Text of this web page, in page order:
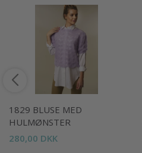
1829 BLUSE MED
HULMØNSTER
280,00 DKK